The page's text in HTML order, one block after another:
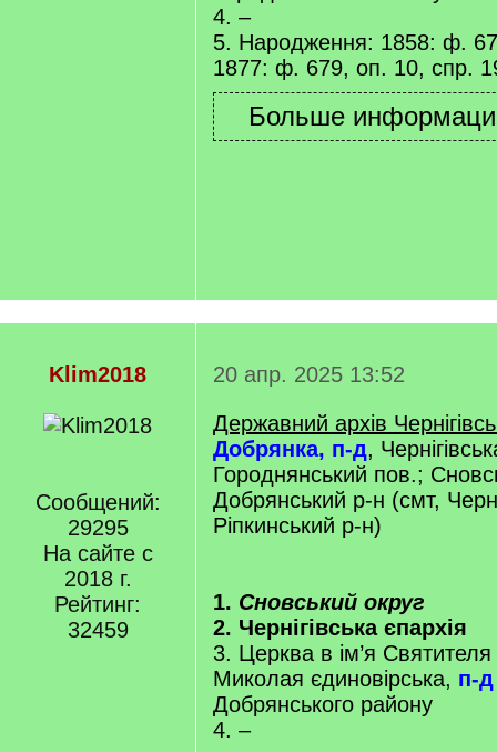
4. –
5. Народження: 1858: ф.
1877: ф. 679, оп. 10, спр.
Klim2018
Сообщений:
29295
На сайте с
2018 г.
Рейтинг:
32459
20 апр. 2025 13:52
Державний архів
Добрянка, п-д,
Городнянський пов.;
Добрянський р-н (смт,
Ріпкинський р-н)
1. Сновський округ
2. Чернігівська єпархія
3. Церква в ім’я
Миколая єдиновірська, п-
Добрянського району
4. –